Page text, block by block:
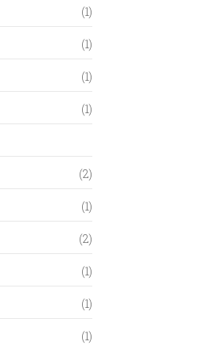
(1)
(1)
(1)
(1)
(2)
(1)
(2)
(1)
(1)
(1)